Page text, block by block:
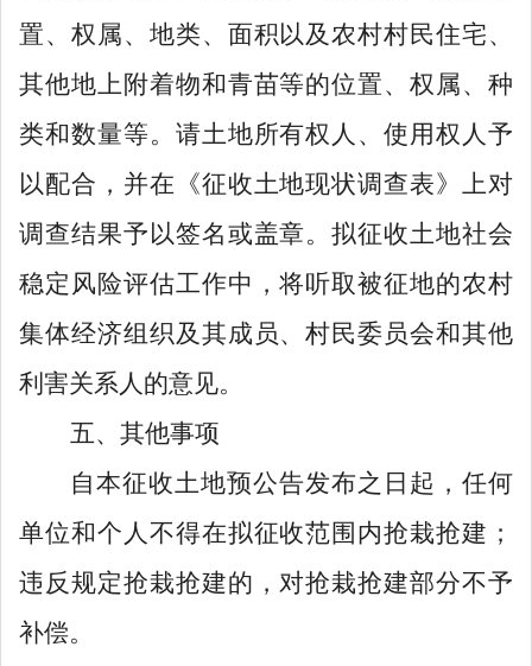
置、权属、地类、面积以及农村村民住宅、
其他地上附着物和青苗等的位置、权属、种
类和数量等。请土地所有权人、使用权人予
以配合，并在《征收土地现状调查表》上对
调查结果予以签名或盖章。拟征收土地社会
稳定风险评估工作中，将听取被征地的农村
集体经济组织及其成员、村民委员会和其他
利害关系人的意见。
五、其他事项
自本征收土地预公告发布之日起，任何
单位和个人不得在拟征收范围内抢栽抢建；
违反规定抢栽抢建的，对抢栽抢建部分不予
补偿。